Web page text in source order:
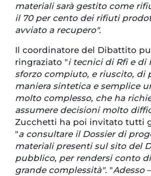
materiali sarà gestito come
il 70 per cento dei rifiuti
avviato a recupero".
Il coordinatore del Dibattito
ringraziato "i tecnici di Rfi e di
sforzo compiuto, e riuscito, di
maniera sintetica e semplice
molto complesso, che ha
assumere decisioni molto
Zucchetti ha poi invitato tutti
"a consultare il Dossier di
materiali presenti sul sito del
pubblico, per rendersi conto
grande complessità". "Adesso